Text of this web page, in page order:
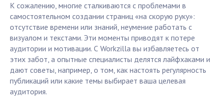
К сожалению, многие сталкиваются с проблемами в
самостоятельном создании страниц «на скорую руку»:
отсутствие времени или знаний, неумение работать с
визуалом и текстами. Эти моменты приводят к потере
аудитории и мотивации. С Workzilla вы избавляетесь от
этих забот, а опытные специалисты делятся лайфхаками и
дают советы, например, о том, как настоять регулярность
публикаций или какие темы выбирает ваша целевая
аудитория.